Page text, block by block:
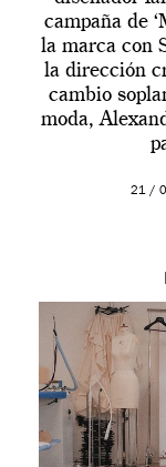
campaña de
la marca con
la dirección
cambio
moda,
21 /